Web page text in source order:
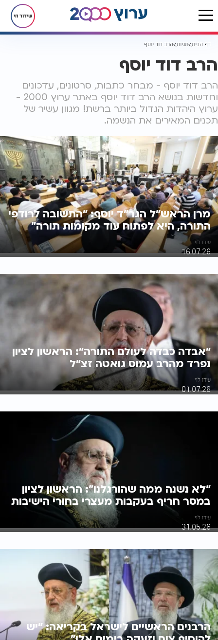
שידור חי
דף הבית תגיות הרב דוד יוסף
הרב דוד יוסף
הרב דוד יוסף - מבחר כתבות, סרטונים, עדכונים
וחדשות בנושא הרב דוד יוסף באתר ערוץ 2000 -
ערוץ היהדות הגדול ביותר ברשת! מגוון עשיר של
תכנים המאירים את הנשמה.
מרן הראש"ל הגר"ד יוסף: "התשובה לרודפי
התורה, היא לפתוח עוד מקומות תורה"
עידו לוי
16.07.26
"אבדה כבדה לעולם התורה": הראשון לציון
נפרד מהרב עמוס גואטה זצ"ל
עידו לוי
01.07.26
"לא נשנה ממה שהורגלנו": הראשון לציון
במסר חריף בעקבות מעצרי בחורי הישיבות
עידו לוי
31.05.26
הרבנים הראשיים לישראל בקריאה: "יש